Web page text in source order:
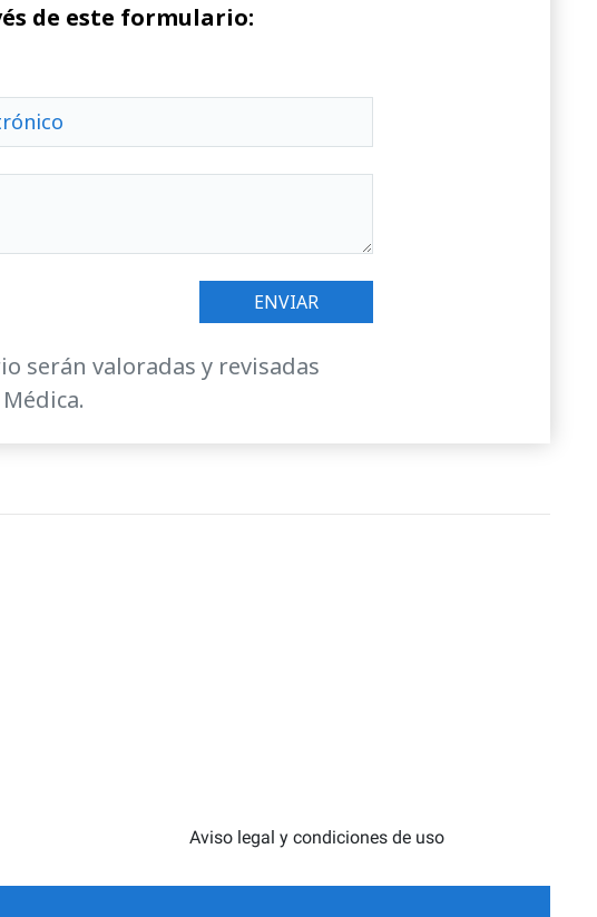
de este formulario:
serán valoradas y revisadas
Aviso legal y condiciones de uso